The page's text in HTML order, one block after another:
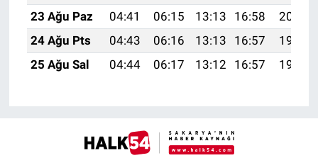
23 Ağu Paz
04:41 06:15 13:13 16:58
20:00
24 Ağu Pts
04:43 06:16 13:13 16:57
19:59
25 Ağu Sal
04:44 06:17 13:12 16:57 19:57